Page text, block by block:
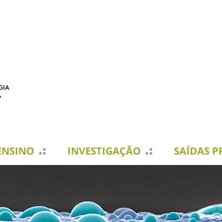
INVESTIGAÇÃO SAÍDAS